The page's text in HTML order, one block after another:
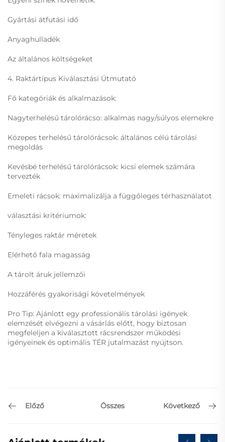
Gyártási átfutási idő
Anyaghulladék
Az általános költségeket
4. Raktártípus Kiválasztási Útmutató
Fő kategóriák és alkalmazások:
Nagyterhelésű tárolórácso: alkalmas nagy/súlyos elemekre
Közepes terhelésű tárolórácsok: általános célú tárolási
megoldás
Kevésbé terhelésű tárolórácsok: kicsi elemek számára
tervezték
Emeleti rácsok: maximalizálja a függőleges térhasználatot
választási kritériumok:
Tényleges raktár méretek
Elérhető fala magasság
A tárolt áruk jellemzői
Hozzáférés gyakorisági követelmények
Pro Tip: Ajánlott egy professionális tárolási igények
elemzését elvégezni a vásárlás előtt, hogy biztosan
megfeleljen a kiválasztott rácsrendszer működési
igényeinek és optimális TÉR jutalmazást nyújtson.
Előző Összes Következő